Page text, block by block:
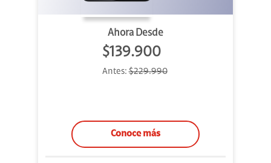
Ahora Desde
$139.900
Antes:$229.990
Conoce más